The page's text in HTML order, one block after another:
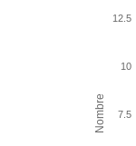
Nombre 7.5
10
12.5